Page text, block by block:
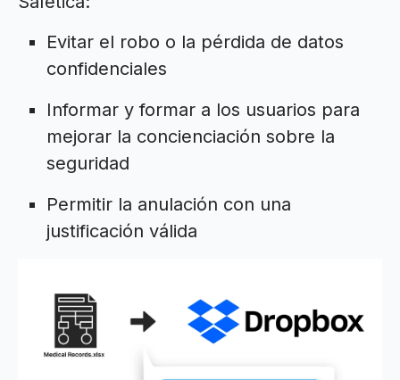
Evitar el robo o la pérdida de datos
confidenciales
Informar y formar a los usuarios para
mejorar la concienciación sobre la
seguridad
Permitir la anulación con una
justificación válida